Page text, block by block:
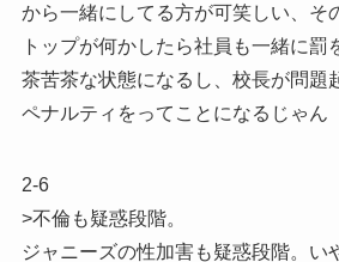
から一緒にしてる方が可笑しい、そ
トップが何かしたら社員も一緒に罰
茶苦茶な状態になるし、校長が問題
ペナルティをってことになるじゃん
2-6
>不倫も疑惑段階。
ジャニーズの性加害も疑惑段階。い